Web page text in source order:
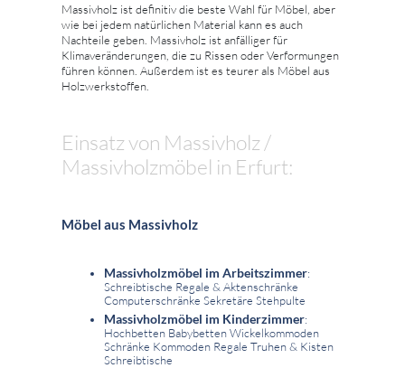
Massivholz ist definitiv die beste Wahl für Möbel, aber
wie bei jedem natürlichen Material kann es auch
Nachteile geben. Massivholz ist anfälliger für
Klimaveränderungen, die zu Rissen oder Verformungen
führen können. Außerdem ist es teurer als Möbel aus
Holzwerkstoffen.
Einsatz von Massivholz /
Massivholzmöbel in Erfurt:
Möbel aus Massivholz
Massivholzmöbel im Arbeitszimmer:
Schreibtische Regale & Aktenschränke
Computerschränke Sekretäre Stehpulte
Massivholzmöbel im Kinderzimmer:
Hochbetten Babybetten Wickelkommoden
Schränke Kommoden Regale Truhen & Kisten
Schreibtische